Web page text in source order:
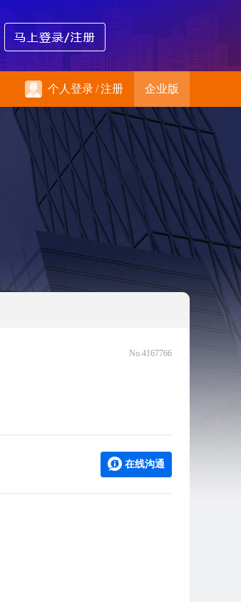
个人登录/注册 企业版
No.4167766
在线沟通